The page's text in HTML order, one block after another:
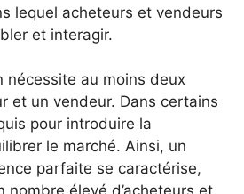
lequel acheteurs et vendeurs
et interagir.
nécessite au moins deux
et un vendeur. Dans certains
pour introduire la
le marché. Ainsi, un
parfaite se caractérise,
nombre élevé d’acheteurs et